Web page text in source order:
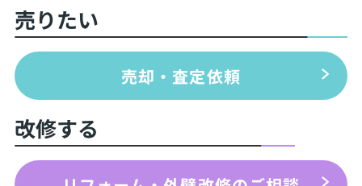
売りたい
売却・査定依頼
改修する